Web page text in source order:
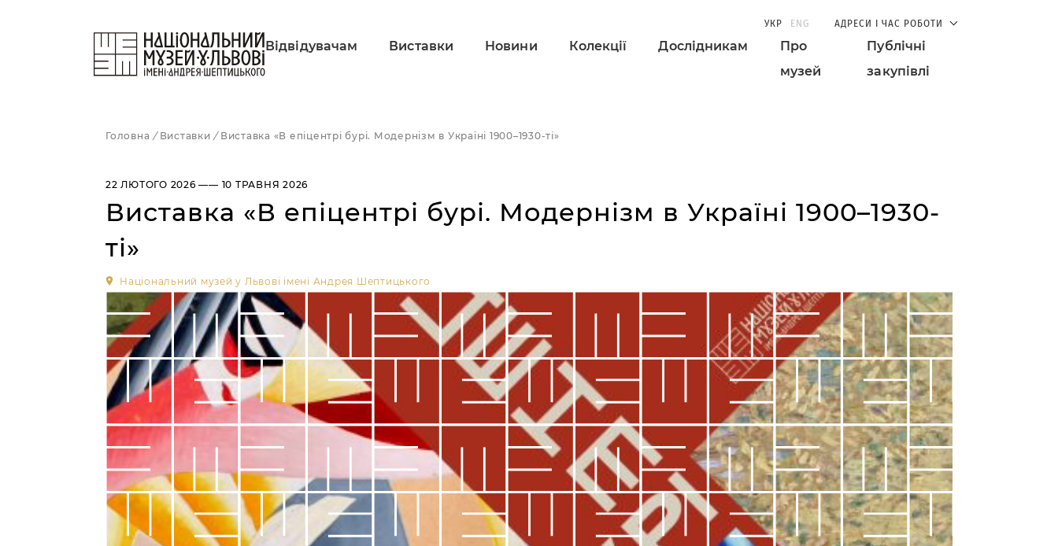
УКР ENG АДРЕСИ І ЧАС РОБОТИ
Відвідувачам Виставки Новини Колекції Дослідникам
Фондові зібрання
Про
музей
Історія музею
Освіта й інклюзія
Публічні
закупівлі
Головна / Виставки / Виставка «В епіцентрі бурі. Модернізм в Україні 1900–1930-ті»
22 ЛЮТОГО 2026 —— 10 ТРАВНЯ 2026
Виставка «В епіцентрі бурі. Модернізм в Україні 1900–1930-
ті»
Національний музей у Львові імені Андрея Шептицького